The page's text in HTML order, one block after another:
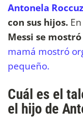
Antonela
con sus hijos.
Messi se
mamá mostró
pequeño.
Cuál es el
el hijo de